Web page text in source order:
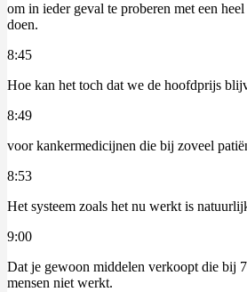
om in ieder geval te proberen met een
doen.
8:45
Hoe kan het toch dat we de hoofdprijs
8:49
voor kankermedicijnen die bij zoveel
8:53
Het systeem zoals het nu werkt is
9:00
Dat je gewoon middelen verkoopt die bij
mensen niet werkt.